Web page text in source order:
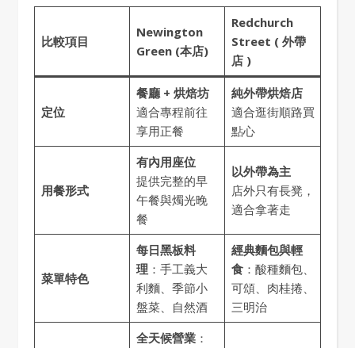
比較項目
Newington
Green (本店)
Redchurch
Street ( 外帶
店 )
定位
餐廳 + 烘焙坊
適合專程前往
享用正餐
純外帶烘焙店
適合逛街順路買
點心
用餐形式
有內用座位
提供完整的早
午餐與燭光晚
餐
以外帶為主
店外只有長凳，
適合拿著走
菜單特色
每日黑板料
理 ：手工義大
利麵、季節小
盤菜、自然酒
經典麵包與輕
食：酸種麵包、
可頌、肉桂捲、
三明治
全天候營業：